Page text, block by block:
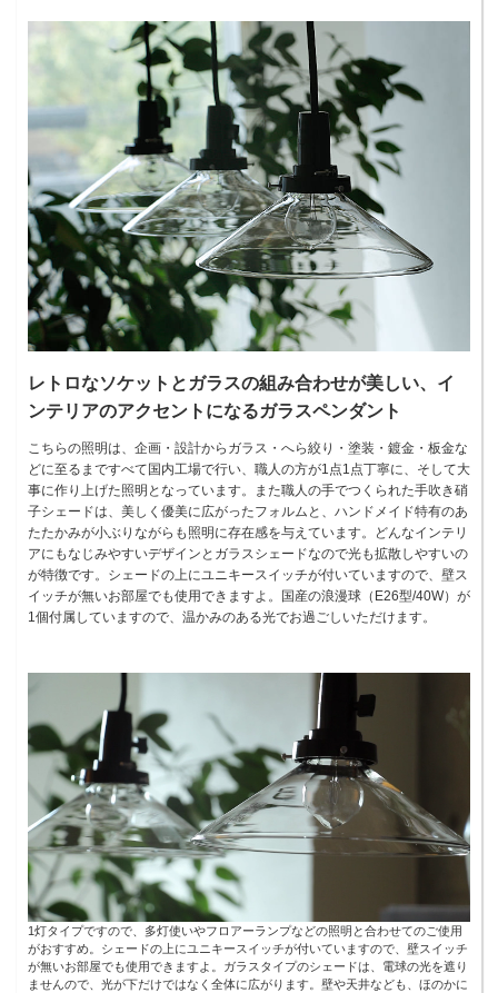
レトロなソケットとガラスの組み合わせが美しい、イ
ンテリアのアクセントになるガラスペンダント
こちらの照明は、企画・設計からガラス・へら絞り・塗装・鍍金・板金な
どに至るまですべて国内工場で行い、職人の方が1点1点丁寧に、そして大
事に作り上げた照明となっています。また職人の手でつくられた手吹き硝
子シェードは、美しく優美に広がったフォルムと、ハンドメイド特有のあ
たたかみが小ぶりながらも照明に存在感を与えています。どんなインテリ
アにもなじみやすいデザインとガラスシェードなので光も拡散しやすいの
が特徴です。シェードの上にユニキースイッチが付いていますので、壁ス
イッチが無いお部屋でも使用できますよ。国産の浪漫球（E26型/40W）が
1個付属していますので、温かみのある光でお過ごしいただけます。
1灯タイプですので、多灯使いやフロアーランプなどの照明と合わせてのご使用
がおすすめ。シェードの上にユニキースイッチが付いていますので、壁スイッチ
が無いお部屋でも使用できますよ。ガラスタイプのシェードは、電球の光を遮り
ませんので、光が下だけではなく全体に広がります。壁や天井なども、ほのかに